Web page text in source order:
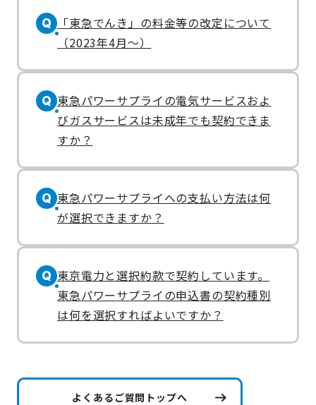
Q
「東急でんき」の料金等の改定について
（2023年4月～）
Q 東急パワーサプライの電気サービスおよ
びガスサービスは未成年でも契約できま
すか？
Q 東急パワーサプライへの支払い方法は何
が選択できますか？
Q 東京電力と選択約款で契約しています。
東急パワーサプライの申込書の契約種別
は何を選択すればよいですか？
よくあるご質問トップへ